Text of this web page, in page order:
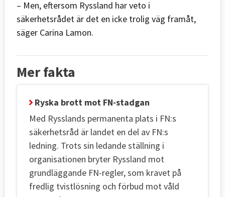
– Men, eftersom Ryssland har veto i
säkerhetsrådet är det en icke trolig väg framåt,
säger Carina Lamon.
Mer fakta
Ryska brott mot FN-stadgan
Med Rysslands permanenta plats i FN:s
säkerhetsråd är landet en del av FN:s
ledning. Trots sin ledande ställning i
organisationen bryter Ryssland mot
grundläggande FN-regler, som kravet på
fredlig tvistlösning och förbud mot våld